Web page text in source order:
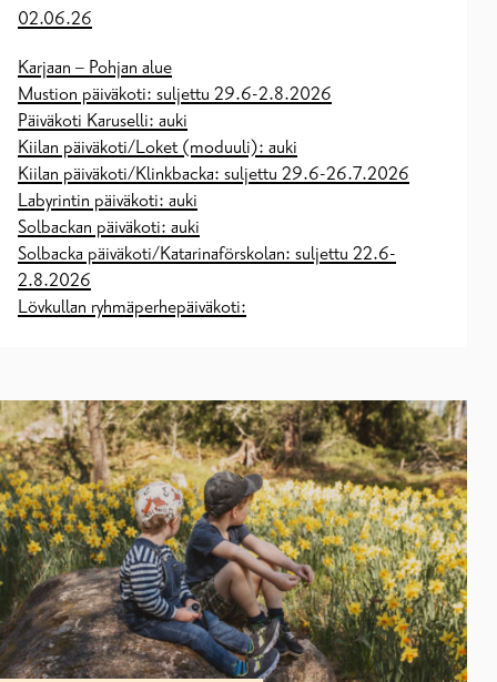
02.06.26
Karjaan – Pohjan alue
Mustion päiväkoti: suljettu 29.6-2.8.2026
Päiväkoti Karuselli: auki
Kiilan päiväkoti/Loket (moduuli): auki
Kiilan päiväkoti/Klinkbacka: suljettu 29.6-26.7.2026
Labyrintin päiväkoti: auki
Solbackan päiväkoti: auki
Solbacka päiväkoti/Katarinaförskolan: suljettu 22.6-
2.8.2026
Lövkullan ryhmäperhepäiväkoti: